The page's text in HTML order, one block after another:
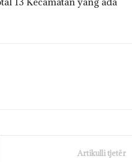
Artikulli tjetër